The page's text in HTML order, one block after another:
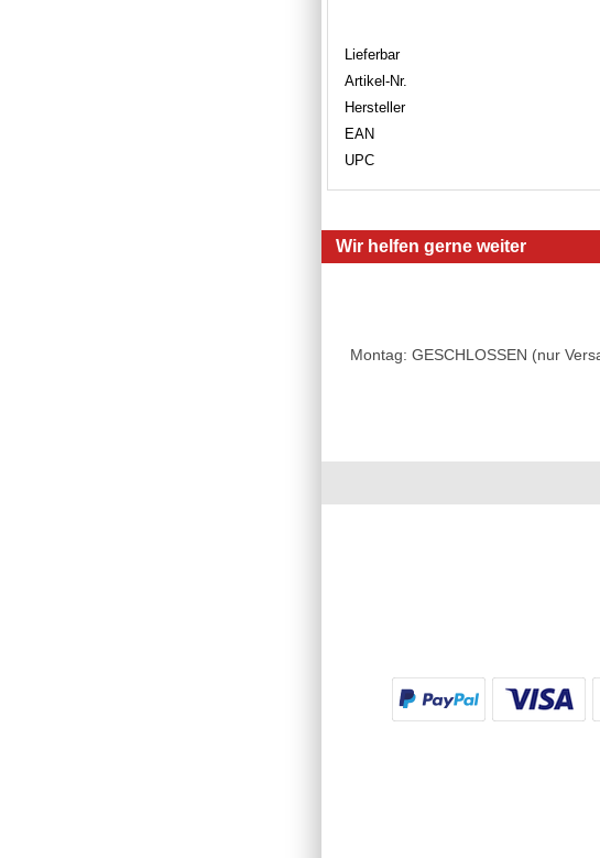
Lieferbar
Artikel-Nr.
Hersteller
EAN
UPC
Wir helfen gerne weiter
Montag: GESCHLOSSEN (nur